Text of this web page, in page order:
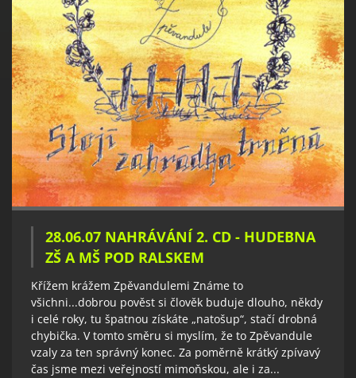
28.06.07 NAHRÁVÁNÍ 2. CD - HUDEBNA
ZŠ A MŠ POD RALSKEM
Křížem krážem Zpěvandulemi Známe to
všichni...dobrou pověst si člověk buduje dlouho, někdy
i celé roky, tu špatnou získáte „natošup“, stačí drobná
chybička. V tomto směru si myslím, že to Zpěvandule
vzaly za ten správný konec. Za poměrně krátký zpívavý
čas jsme mezi veřejností mimoňskou, ale i za...